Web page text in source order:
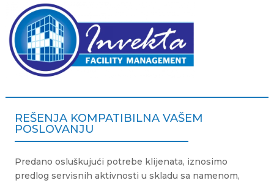
REŠENJA KOMPATIBILNA VAŠEM
POSLOVANJU
Predano osluškujući potrebe klijenata, iznosimo
predlog servisnih aktivnosti u skladu sa namenom,